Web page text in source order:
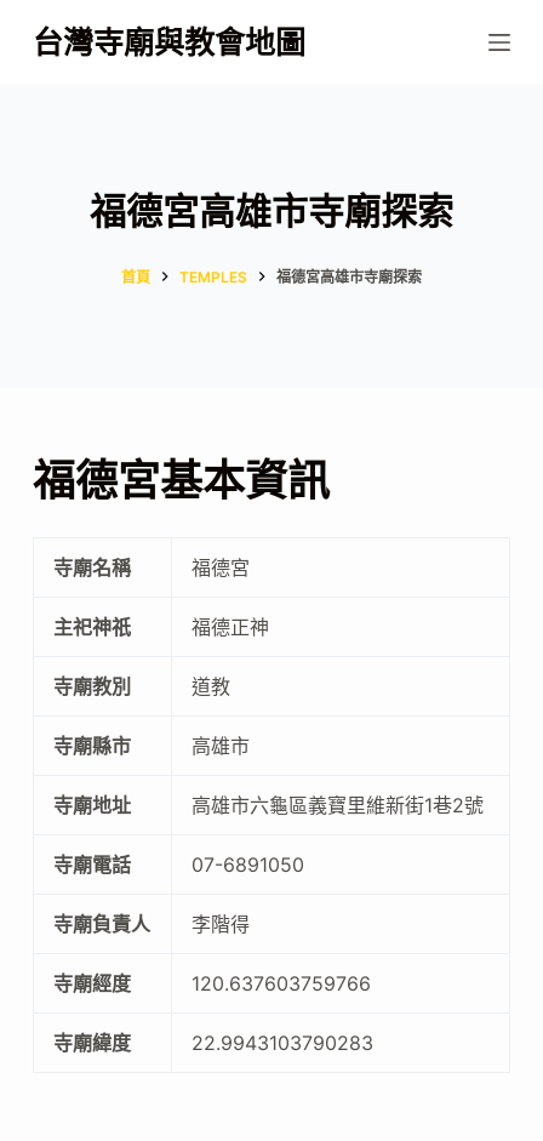
跳
至
台灣寺廟與教會地圖
福德宮高雄市寺廟探索
首頁 TEMPLES 福德宮高雄市寺廟探索
福德宮基本資訊
寺廟名稱 福德宮
主祀神祇 福德正神
寺廟教別 道教
寺廟縣市 高雄市
寺廟地址 高雄市六龜區義寶里維新街1巷2號
寺廟電話 07-6891050
寺廟負責人 李階得
寺廟經度 120.637603759766
寺廟緯度 22.9943103790283